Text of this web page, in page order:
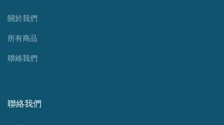
關於我們
所有商品
聯絡我們
聯絡我們